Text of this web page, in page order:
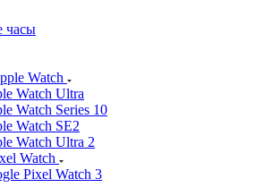
часы
Watch
Watch Ultra
Watch Series 10
Watch SE2
Watch Ultra 2
Watch
Pixel Watch 3